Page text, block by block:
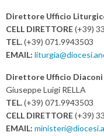
di
Dio
t
N
a
i
g
a
t
Direttore Ufficio
CELL DIRETTORE(+39)
TEL.(+39) 071.9943503
EMAIL:
Direttore Ufficio
Giuseppe Luigi RELLA
TEL.(+39) 071.9943503
CELL DIRETTORE(+39)
EMAIL: